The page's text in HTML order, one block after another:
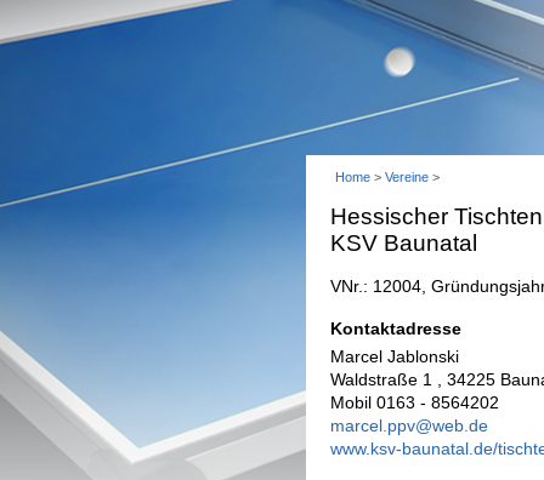
Home > Vereine >
Hessischer
KSV Baunatal
VNr.: 12004,
Kontaktadresse
Marcel Jablonski
Waldstraße 1 , 34225
Mobil 0163 - 8564202
marcel.ppv@web.de
www.ksv-baunatal.de/